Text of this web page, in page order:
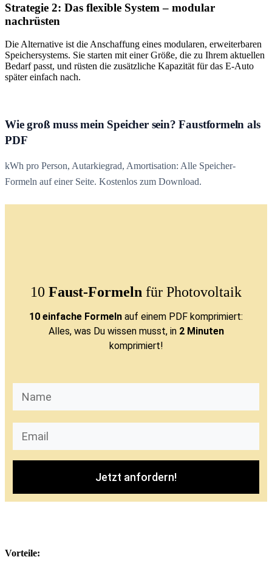
Strategie 2: Das flexible System – modular
nachrüsten
Die Alternative ist die Anschaffung eines modularen, erweiterbaren
Speichersystems. Sie starten mit einer Größe, die zu Ihrem aktuellen
Bedarf passt, und rüsten die zusätzliche Kapazität für das E-Auto
später einfach nach.
Wie groß muss mein Speicher sein? Faustformeln als
PDF
kWh pro Person, Autarkiegrad, Amortisation: Alle Speicher-
Formeln auf einer Seite. Kostenlos zum Download.
10 Faust-Formeln für Photovoltaik
10 einfache Formeln auf einem PDF komprimiert:
Alles, was Du wissen musst, in 2 Minuten
komprimiert!
Jetzt anfordern!
Vorteile: